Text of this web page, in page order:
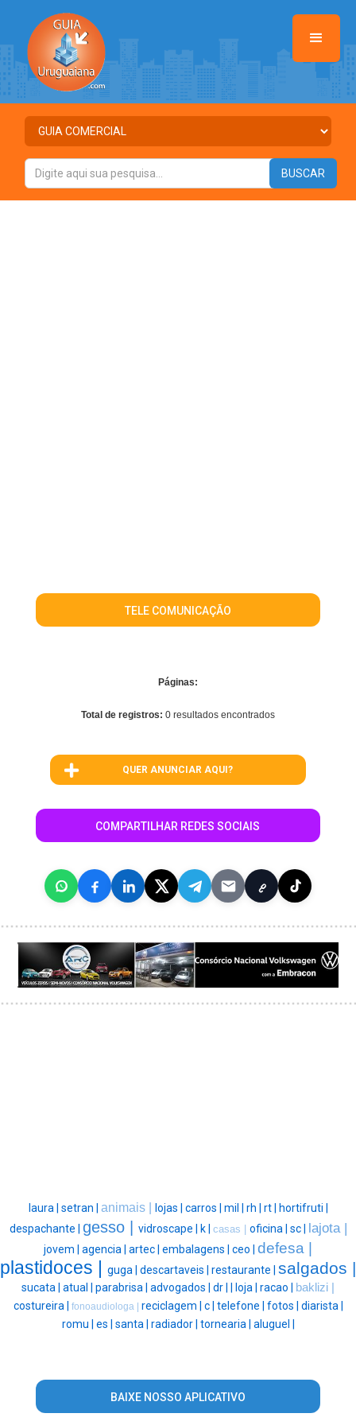
TELE COMUNICAÇÃO
Páginas:
Total de registros: 0 resultados encontrados
QUER ANUNCIAR AQUI?
COMPARTILHAR REDES SOCIAIS
laura | setran | animais | lojas | carros | mil | rh | rt |
hortifruti |
despachante | gesso | vidroscape | k | casas | oficina | sc | lajota |
jovem | agencia | artec | embalagens | ceo | defesa |
plastidoces | guga | descartaveis | restaurante | salgados |
sucata | atual | parabrisa | advogados | dr | loja | racao |
baklizi |
costureira |
fonoaudiologa | reciclagem | c | telefone | fotos | diarista |
romu | es | santa | radiador | tornearia | aluguel |
BAIXE NOSSO APLICATIVO